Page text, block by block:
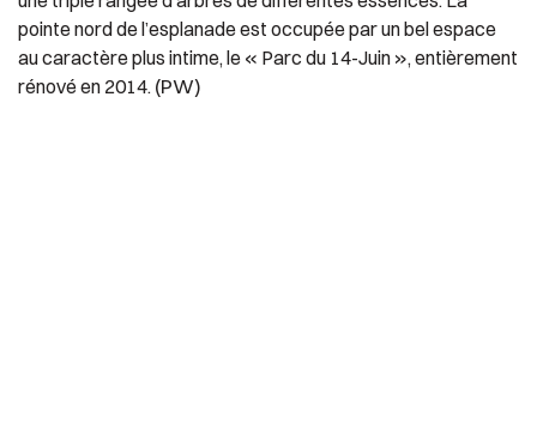
pointe nord de l’esplanade est occupée par un bel espace
au caractère plus intime, le « Parc du 14-Juin », entièrement
rénové en 2014. (PW)